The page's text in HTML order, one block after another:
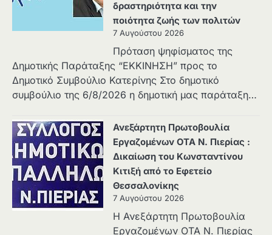
δραστηριότητα και την
ποιότητα ζωής των πολιτών
7 Αυγούστου 2026
Πρόταση ψηφίσματος της
Δημοτικής Παράταξης “ΕΚΚΙΝΗΣΗ” προς το
Δημοτικό Συμβούλιο Κατερίνης Στο δημοτικό
συμβούλιο της 6/8/2026 η δημοτική μας παράταξη…
Ανεξάρτητη Πρωτοβουλία
Εργαζομένων ΟΤΑ Ν. Πιερίας :
Δικαίωση του Κωνσταντίνου
Κιτιξή από το Εφετείο
Θεσσαλονίκης
7 Αυγούστου 2026
Η Ανεξάρτητη Πρωτοβουλία
Εργαζομένων ΟΤΑ Ν. Πιερίας